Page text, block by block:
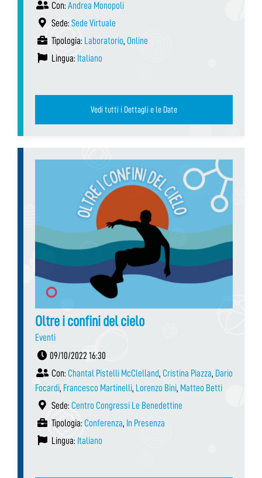
Con: Andrea Monopoli
Sede: Sede Virtuale
Tipologia: Laboratorio, Online
Lingua: Italiano
Vedi tutti i Dettagli e le Date
Oltre i confini del cielo
Eventi
09/10/2022 16:30
Con: Chantal Pistelli McClelland, Cristina Piazza, Dario
Focardi, Francesco Martinelli, Lorenzo Bini, Matteo Betti
Sede: Centro Congressi Le Benedettine
Tipologia: Conferenza, In Presenza
Lingua: Italiano